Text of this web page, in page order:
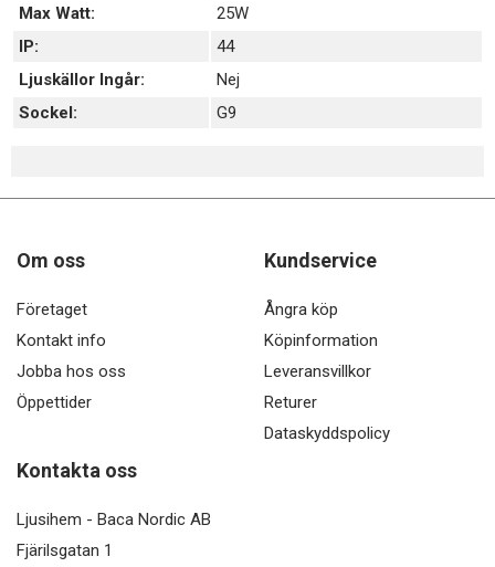
Max Watt:
25W
IP:
44
Ljuskällor Ingår:
Nej
Sockel:
G9
Om oss
Företaget
Kontakt info
Jobba hos oss
Öppettider
Kundservice
Ångra köp
Köpinformation
Leveransvillkor
Returer
Dataskyddspolicy
Kontakta oss
Ljusihem - Baca Nordic AB
Fjärilsgatan 1